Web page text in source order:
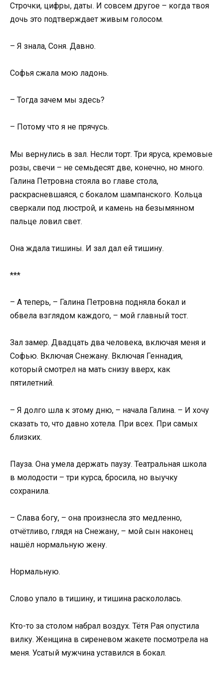
Строчки, цифры, даты. И совсем другое – когда твоя
дочь это подтверждает живым голосом.
– Я знала, Соня. Давно.
Софья сжала мою ладонь.
– Тогда зачем мы здесь?
– Потому что я не прячусь.
Мы вернулись в зал. Несли торт. Три яруса, кремовые
розы, свечи – не семьдесят две, конечно, но много.
Галина Петровна стояла во главе стола,
раскрасневшаяся, с бокалом шампанского. Кольца
сверкали под люстрой, и камень на безымянном
пальце ловил свет.
Она ждала тишины. И зал дал ей тишину.
***
– А теперь, – Галина Петровна подняла бокал и
обвела взглядом каждого, – мой главный тост.
Зал замер. Двадцать два человека, включая меня и
Софью. Включая Снежану. Включая Геннадия,
который смотрел на мать снизу вверх, как
пятилетний.
– Я долго шла к этому дню, – начала Галина. – И хочу
сказать то, что давно хотела. При всех. При самых
близких.
Пауза. Она умела держать паузу. Театральная школа
в молодости – три курса, бросила, но выучку
сохранила.
– Слава богу, – она произнесла это медленно,
отчётливо, глядя на Снежану, – мой сын наконец
нашёл нормальную жену.
Нормальную.
Слово упало в тишину, и тишина раскололась.
Кто-то за столом набрал воздух. Тётя Рая опустила
вилку. Женщина в сиреневом жакете посмотрела на
меня. Усатый мужчина уставился в бокал.